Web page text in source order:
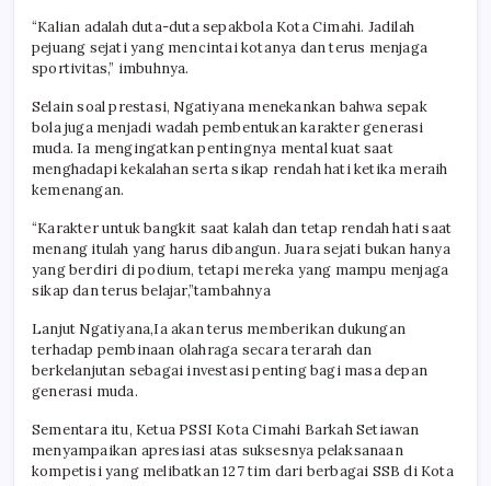
“Kalian adalah duta-duta sepakbola Kota Cimahi. Jadilah
pejuang sejati yang mencintai kotanya dan terus menjaga
sportivitas,” imbuhnya.
Selain soal prestasi, Ngatiyana menekankan bahwa sepak
bola juga menjadi wadah pembentukan karakter generasi
muda. Ia mengingatkan pentingnya mental kuat saat
menghadapi kekalahan serta sikap rendah hati ketika meraih
kemenangan.
“Karakter untuk bangkit saat kalah dan tetap rendah hati saat
menang itulah yang harus dibangun. Juara sejati bukan hanya
yang berdiri di podium, tetapi mereka yang mampu menjaga
sikap dan terus belajar,”tambahnya
Lanjut Ngatiyana,Ia akan terus memberikan dukungan
terhadap pembinaan olahraga secara terarah dan
berkelanjutan sebagai investasi penting bagi masa depan
generasi muda.
Sementara itu, Ketua PSSI Kota Cimahi Barkah Setiawan
menyampaikan apresiasi atas suksesnya pelaksanaan
kompetisi yang melibatkan 127 tim dari berbagai SSB di Kota